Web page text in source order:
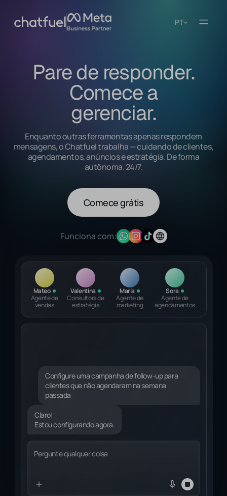
PT
Pare de responder.
Comece a
gerenciar.
Enquanto outras ferramentas apenas respondem
mensagens, o Chatfuel trabalha — cuidando de clientes,
agendamentos, anúncios e estratégia. De forma
autônoma. 24/7.
Comece grátis
Funciona com:
clientes que não agendaram na semana
passada
Estou configurando agora.
Identificando clientes relevantes...
Pergunte qualquer coisa
Mateo
Agente de
vendas
Valentina
Consultora de
estratégia
Maria
Agente de
marketing
Sora
Agente de
agendamentos